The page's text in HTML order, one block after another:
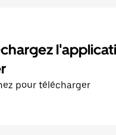
pour télécharger